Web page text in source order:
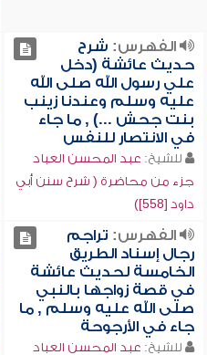
الفهرس: شرح
حديث عائشة (دخل
علي رسول الله صلى الله
عليه وسلم وعندنا زينب
بنت جحش ...) , ما جاء
في الانتصار للنفس
للشيخ: عبد المحسن العباد
جزء من محاضرة ( شرح سنن أبي
داود [558])
الفهرس: تراجم
رجال إسناد الطريق
الخامسة لحديث عائشة
في قصة زواجها بالنبي
صلى الله عليه وسلم , ما
جاء في الأرجوحة
للشيخ: عبد المحسن العباد